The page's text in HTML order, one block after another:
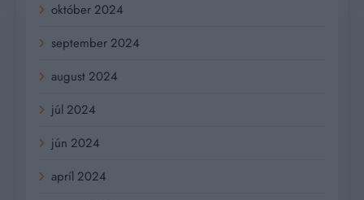
október 2024
september 2024
august 2024
júl 2024
jún 2024
apríl 2024